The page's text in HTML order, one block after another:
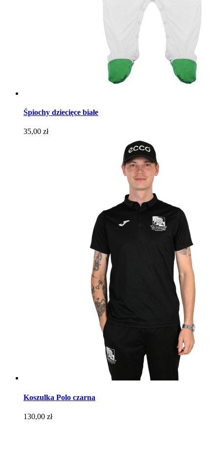
Śpiochy dziecięce białe
Cena
35,00 zł
Koszulka Polo czarna
Cena
130,00 zł